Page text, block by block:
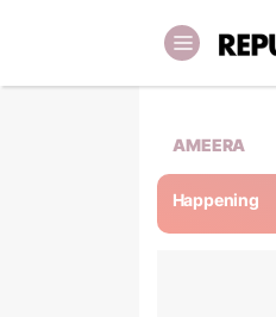
AMEERA
Happening